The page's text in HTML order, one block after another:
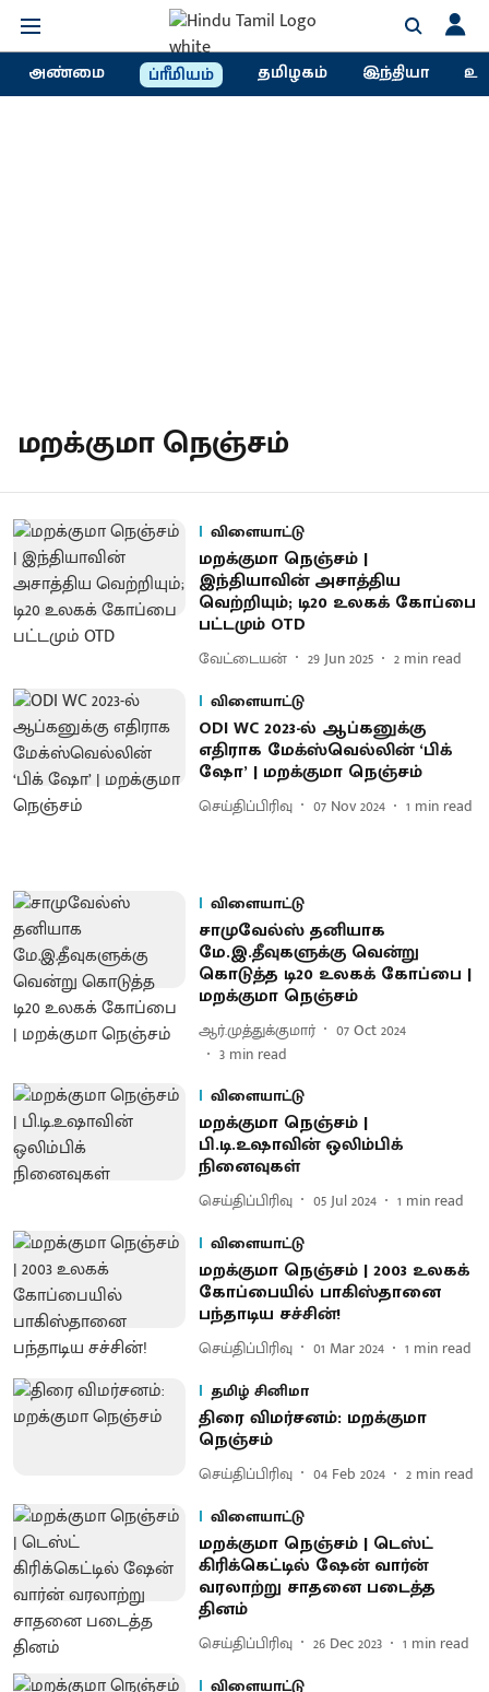
அண்மை ப்ரீமியம் தமிழகம் இந்தியா
மறக்குமா நெஞ்சம்
விளையாட்டு
மறக்குமா நெஞ்சம் |
இந்தியாவின் அசாத்திய
வெற்றியும்; டி20 உலகக் கோப்பை
பட்டமும் OTD
வேட்டையன் 29 Jun 2025 2 min read
விளையாட்டு
ODI WC 2023-ல் ஆப்கனுக்கு
எதிராக மேக்ஸ்வெல்லின் ‘பிக்
ஷோ’ | மறக்குமா நெஞ்சம்
செய்திப்பிரிவு 07 Nov 2024 1 min read
விளையாட்டு
சாமுவேல்ஸ் தனியாக
மே.இ.தீவுகளுக்கு வென்று
கொடுத்த டி20 உலகக் கோப்பை |
மறக்குமா நெஞ்சம்
ஆர்.முத்துக்குமார்
07 Oct 2024
3 min read
விளையாட்டு
மறக்குமா நெஞ்சம் |
பி.டி.உஷாவின் ஒலிம்பிக்
நினைவுகள்
செய்திப்பிரிவு 05 Jul 2024 1 min read
விளையாட்டு
மறக்குமா நெஞ்சம் | 2003 உலகக்
கோப்பையில் பாகிஸ்தானை
பந்தாடிய சச்சின்!
செய்திப்பிரிவு 01 Mar 2024 1 min read
தமிழ் சினிமா
திரை விமர்சனம்: மறக்குமா
நெஞ்சம்
செய்திப்பிரிவு 04 Feb 2024 2 min read
விளையாட்டு
மறக்குமா நெஞ்சம் | டெஸ்ட்
கிரிக்கெட்டில் ஷேன் வார்ன்
வரலாற்று சாதனை படைத்த
தினம்
செய்திப்பிரிவு 26 Dec 2023 1 min read
விளையாட்டு